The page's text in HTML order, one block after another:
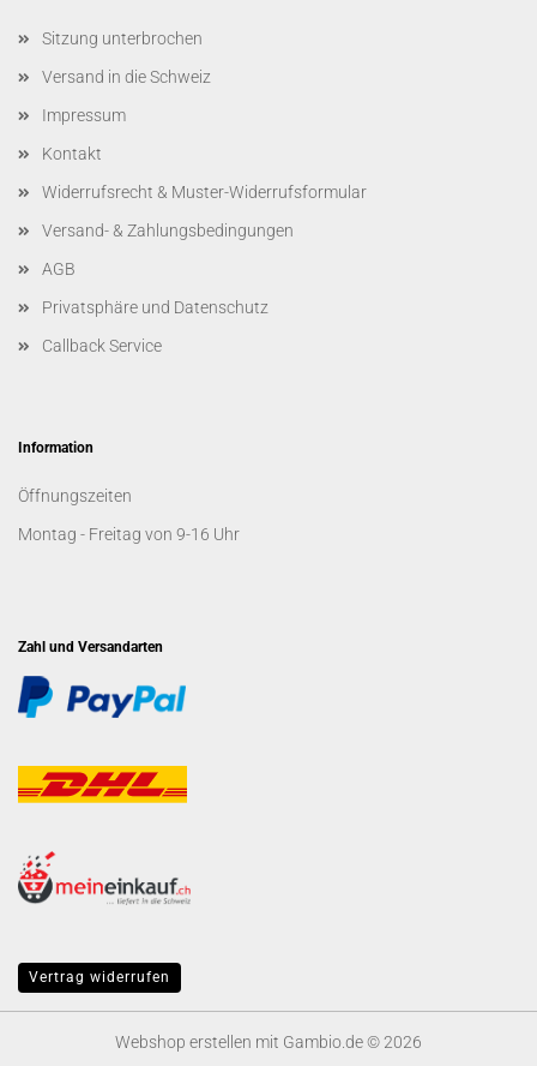
Sitzung unterbrochen
Versand in die Schweiz
Impressum
Kontakt
Widerrufsrecht & Muster-Widerrufsformular
Versand- & Zahlungsbedingungen
AGB
Privatsphäre und Datenschutz
Callback Service
Information
Öffnungszeiten
Montag - Freitag von 9-16 Uhr
Zahl und Versandarten
Vertrag widerrufen
Webshop erstellen mit Gambio.de © 2026